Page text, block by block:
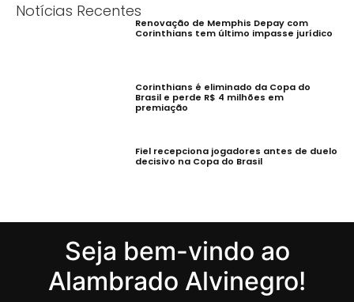
Notícias Recentes
Renovação de Memphis Depay com
Corinthians tem último impasse jurídico
Corinthians é eliminado da Copa do
Brasil e perde R$ 4 milhões em
premiação
Fiel recepciona jogadores antes de duelo
decisivo na Copa do Brasil
Seja bem-vindo ao
Alambrado Alvinegro!